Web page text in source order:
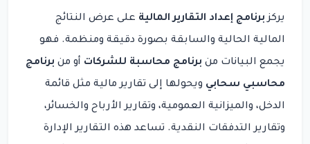
يركزبرنامج إعداد التقارير المالية على عرض النتائج
المالية الحالية والسابقة بصورة دقيقة ومنظمة. فهو
يجمع البيانات من برنامج محاسبة للشركات أو من برنامج
محاسبي سحابي ويحولها إلى تقارير مالية مثل قائمة
الدخل، والميزانية العمومية، وتقارير الأرباح والخسائر،
وتقارير التدفقات النقدية. تساعد هذه التقارير الإدارة